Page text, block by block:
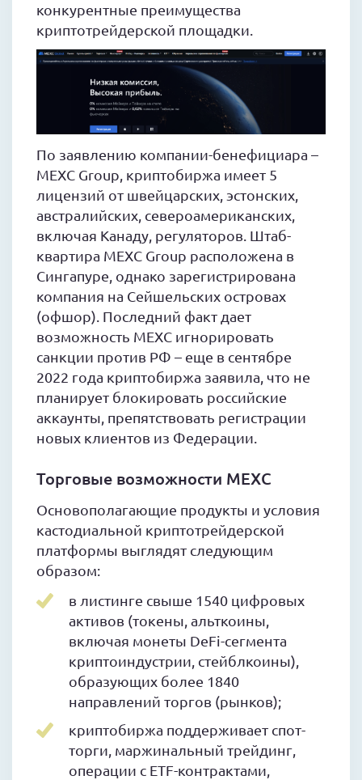
конкурентные преимущества
криптотрейдерской площадки.
По заявлению компании-бенефициара –
MEXC Group, криптобиржа имеет 5
лицензий от швейцарских, эстонских,
австралийских, североамериканских,
включая Канаду, регуляторов. Штаб-
квартира MEXC Group расположена в
Сингапуре, однако зарегистрирована
компания на Сейшельских островах
(офшор). Последний факт дает
возможность MEXC игнорировать
санкции против РФ – еще в сентябре
2022 года криптобиржа заявила, что не
планирует блокировать российские
аккаунты, препятствовать регистрации
новых клиентов из Федерации.
Торговые возможности MEXC
Основополагающие продукты и условия
кастодиальной криптотрейдерской
платформы выглядят следующим
образом:
в листинге свыше 1540 цифровых
активов (токены, альткоины,
включая монеты DeFi-сегмента
криптоиндустрии, стейблкоины),
образующих более 1840
направлений торгов (рынков);
криптобиржа поддерживает спот-
торги, маржинальный трейдинг,
операции с ETF-контрактами,